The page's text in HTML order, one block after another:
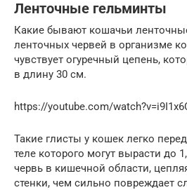
Ленточные гельминты
Какие бывают кошачьи
ленточных червей в организме
чувствует огуречный цепень,
в длину 30 см.
https://youtube.com/
Такие глисты у кошек легко
теле которого могут вырасти до
червь в кишечной области,
стенки, чем сильно повреждает